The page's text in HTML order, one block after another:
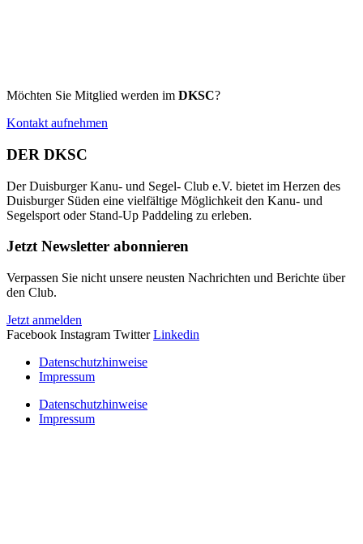
Möchten Sie Mitglied werden im DKSC?
Kontakt aufnehmen
DER DKSC
Der Duisburger Kanu- und Segel- Club e.V. bietet im Herzen des
Duisburger Süden eine vielfältige Möglichkeit den Kanu- und
Segelsport oder Stand-Up Paddeling zu erleben.
Jetzt Newsletter abonnieren
Verpassen Sie nicht unsere neusten Nachrichten und Berichte über
den Club.
Jetzt anmelden
Facebook Instagram Twitter Linkedin
Datenschutzhinweise
Impressum
Datenschutzhinweise
Impressum